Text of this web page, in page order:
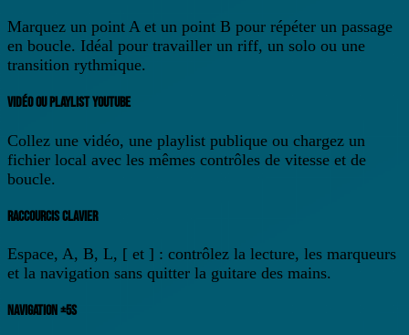
Marquez un point A et un point B pour répéter un passage
en boucle. Idéal pour travailler un riff, un solo ou une
transition rythmique.
VIDÉO OU PLAYLIST YOUTUBE
Collez une vidéo, une playlist publique ou chargez un
fichier local avec les mêmes contrôles de vitesse et de
boucle.
RACCOURCIS CLAVIER
Espace, A, B, L, [ et ] : contrôlez la lecture, les marqueurs
et la navigation sans quitter la guitare des mains.
NAVIGATION ±5S